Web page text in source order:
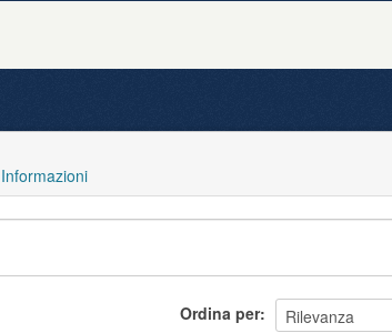
Informazioni
Ordina per